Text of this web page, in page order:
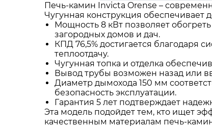
Печь-камин Invicta Orense –
Чугунная конструкция обеспечивает
Мощность 8 кВт позволяет
загородных домов и дач.
КПД 76,5% достигается благодаря
теплоотдачу.
Чугунная топка и отделка
Вывод трубы возможен назад или
Диаметр дымохода 150 мм
безопасность эксплуатации.
Гарантия 5 лет подтверждает
Эта модель подойдет тем, кто ищет
качественным материалам печь-